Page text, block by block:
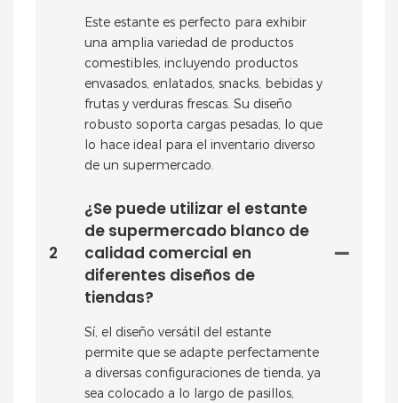
Este estante es perfecto para exhibir
una amplia variedad de productos
comestibles, incluyendo productos
envasados, enlatados, snacks, bebidas y
frutas y verduras frescas. Su diseño
robusto soporta cargas pesadas, lo que
lo hace ideal para el inventario diverso
de un supermercado.
2
¿Se puede utilizar el estante
de supermercado blanco de
calidad comercial en
diferentes diseños de
tiendas?
Sí, el diseño versátil del estante
permite que se adapte perfectamente
a diversas configuraciones de tienda, ya
sea colocado a lo largo de pasillos,